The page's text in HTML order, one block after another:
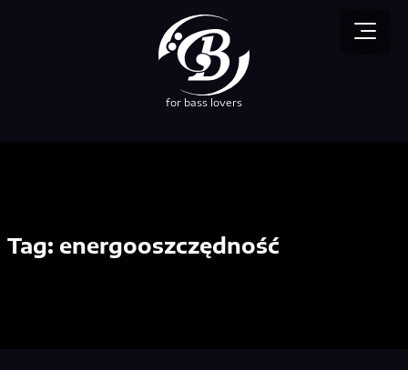
for bass lovers
Tag: energooszczędność